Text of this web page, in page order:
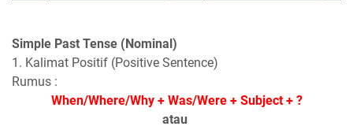
Simple Past Tense (Nominal)
1. Kalimat Positif (Positive Sentence)
Rumus :
When/Where/Why + Was/Were + Subject + ?
atau